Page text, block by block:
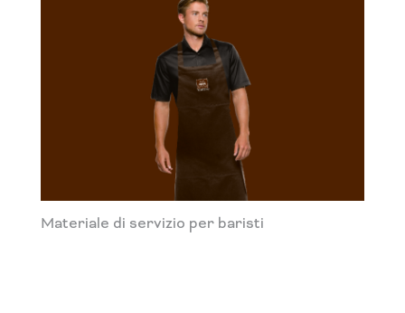
Materiale di servizio per baristi